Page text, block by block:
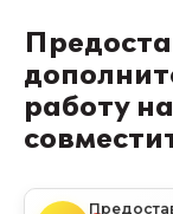
работу